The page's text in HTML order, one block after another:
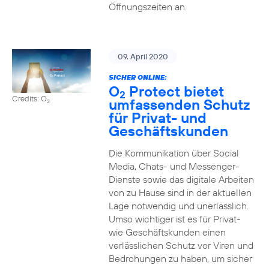
Öffnungszeiten an.
Credits: O2
09. April 2020
SICHER ONLINE:
O2 Protect bietet
umfassenden Schutz
für Privat- und
Geschäftskunden
Die Kommunikation über Social
Media, Chats- und Messenger-
Dienste sowie das digitale Arbeiten
von zu Hause sind in der aktuellen
Lage notwendig und unerlässlich.
Umso wichtiger ist es für Privat-
wie Geschäftskunden einen
verlässlichen Schutz vor Viren und
Bedrohungen zu haben, um sicher